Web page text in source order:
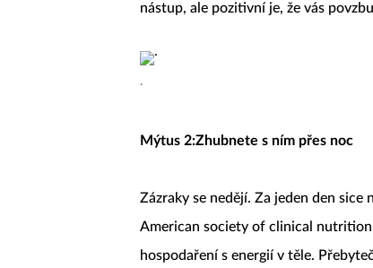
nástup, ale pozitivní je, že vás
.
Mýtus 2:Zhubnete s ním přes noc
Zázraky se nedějí. Za jeden den
American society of clinical
hospodaření s energií v těle.